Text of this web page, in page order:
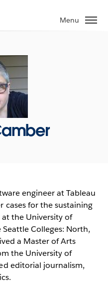
Menu
engineer at Tableau
cases for the sustaining
the University of
Colleges: North,
a Master of Arts
the University of
editorial journalism,